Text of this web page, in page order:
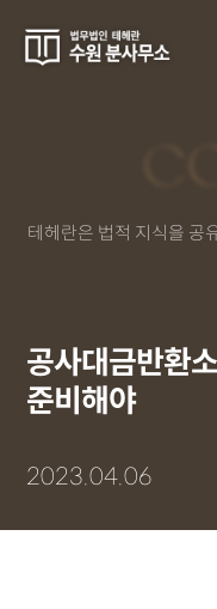
테헤란은 법적 지식을 공
공사대금반환
준비해야
2023.04.06